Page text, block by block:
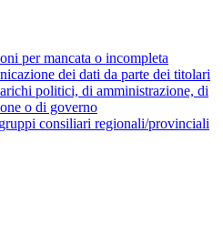
per mancata o incompleta
dei dati da parte dei titolari
politici, di amministrazione, di
o di governo
consiliari regionali/provinciali